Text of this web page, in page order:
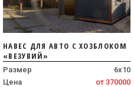
НАВЕС ДЛЯ АВТО С ХОЗБЛОКОМ
«ВЕЗУВИЙ»
Размер
6х10
Цена
от 370000